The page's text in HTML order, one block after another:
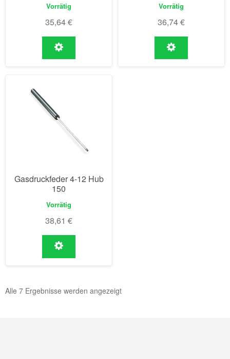
Vorrätig
35,64€
Vorrätig
36,74€
Gasdruckfeder 4-12 Hub
150
Vorrätig
38,61 €
Alle 7 Ergebnisse werden angezeigt